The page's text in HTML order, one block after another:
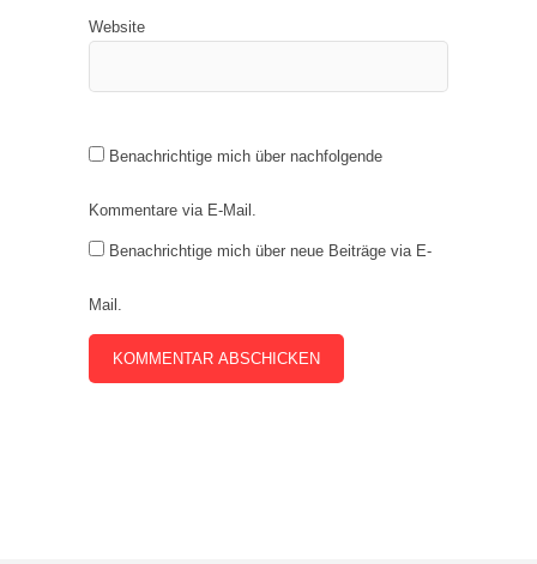
Website
Benachrichtige mich über nachfolgende
Kommentare via E-Mail.
Benachrichtige mich über neue Beiträge via E-
Mail.